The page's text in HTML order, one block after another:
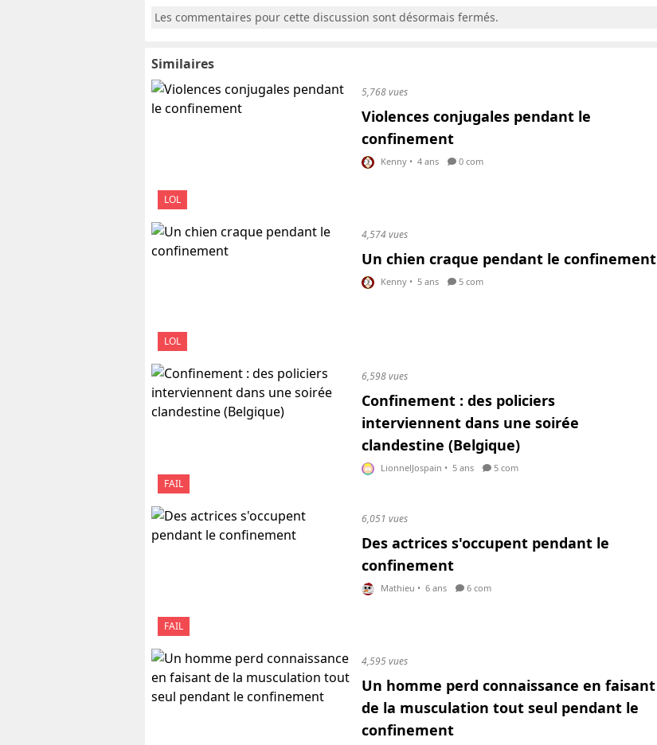
Les commentaires pour cette discussion sont désormais fermés.
Similaires
LOL
5,768 vues
Violences conjugales pendant le
confinement
Kenny • 4 ans 0 com
LOL
4,574 vues
Un chien craque pendant le confinement
Kenny • 5 ans 5 com
FAIL
6,598 vues
Confinement : des policiers
interviennent dans une soirée
clandestine (Belgique)
LionnelJospain • 5 ans 5 com
FAIL
6,051 vues
Des actrices s'occupent pendant le
confinement
Mathieu • 6 ans 6 com
4,595 vues
Un homme perd connaissance en faisant
de la musculation tout seul pendant le
confinement